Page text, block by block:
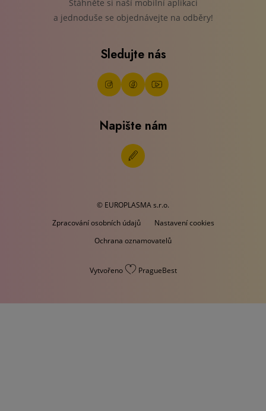
Stáhněte si naší mobilní aplikaci
a jednoduše se objednávejte na odběry!
Sledujte nás
Napište nám
© EUROPLASMA s.r.o.
Zpracování osobních údajů
Nastavení cookies
Ochrana oznamovatelů
Vytvořeno PragueBest